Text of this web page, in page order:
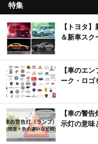
特集
【トヨタ
＆新車ス
【車のエ
ーク・ロゴ
【車の警
示灯の意味